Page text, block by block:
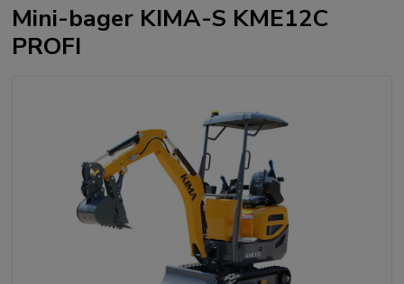
Mini-bager KIMA-S KME12C
PROFI